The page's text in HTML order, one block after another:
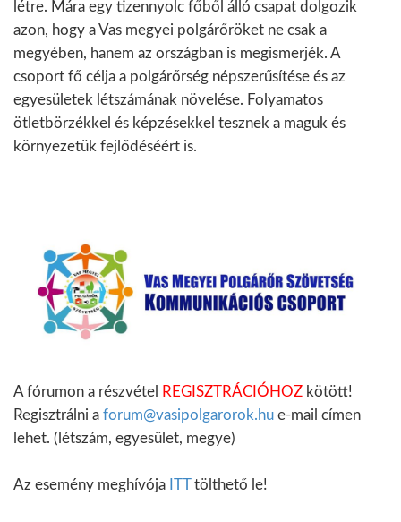
létre. Mára egy tizennyolc főből álló csapat dolgozik
azon, hogy a Vas megyei polgárőröket ne csak a
megyében, hanem az országban is megismerjék. A
csoport fő célja a polgárőrség népszerűsítése és az
egyesületek létszámának növelése. Folyamatos
ötletbörzékkel és képzésekkel tesznek a maguk és
környezetük fejlődéséért is.
A fórumon a részvétel REGISZTRÁCIÓHOZ kötött!
Regisztrálni a forum@vasipolgarorok.hu e-mail címen
lehet. (létszám, egyesület, megye)
Az esemény meghívója ITTtölthető le!